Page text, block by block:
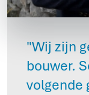
"Wij zijn
bouwer.
volgende